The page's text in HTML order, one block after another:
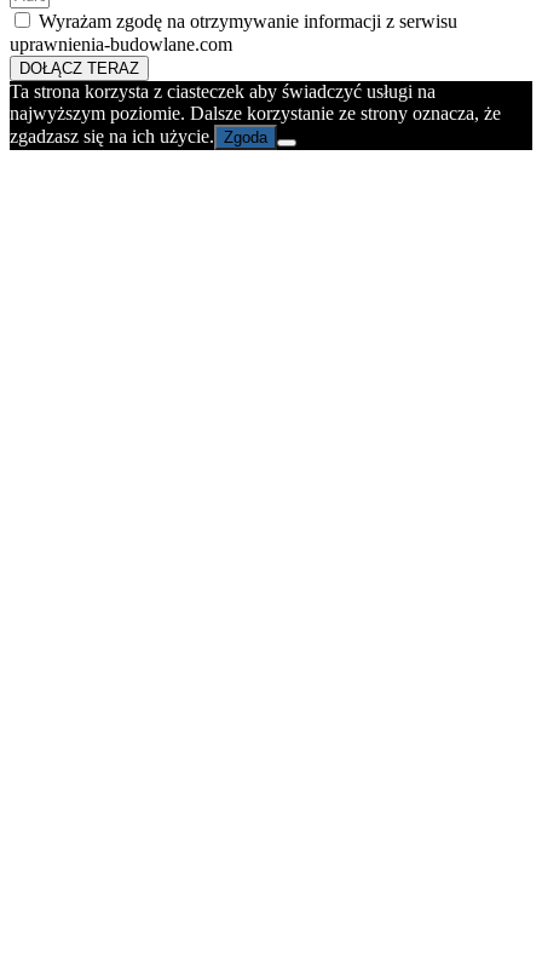
Wyrażam zgodę na otrzymywanie informacji z serwisu
uprawnienia-budowlane.com
DOŁĄCZ TERAZ
Ta strona korzysta z ciasteczek aby świadczyć usługi na
najwyższym poziomie. Dalsze korzystanie ze strony oznacza, że
zgadzasz się na ich użycie. Zgoda